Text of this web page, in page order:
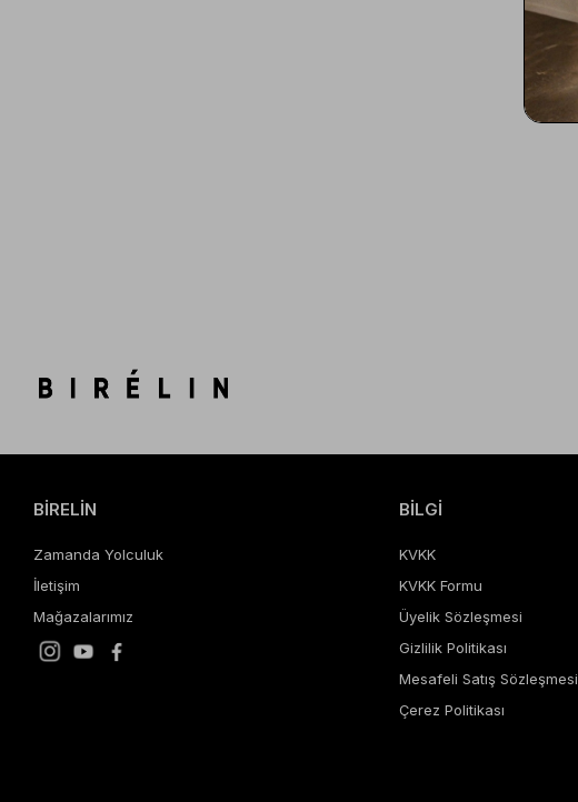
BİRELİN
Zamanda Yolculuk
İletişim
Mağazalarımız
BİLGİ
KVKK
KVKK Formu
Üyelik Sözleşmesi
Gizlilik Politikası
Mesafeli Satış Sözleşmesi
Çerez Politikası